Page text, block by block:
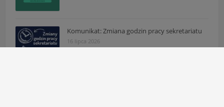
Komunikat: Zmiana godzin pracy sekretariatu
16 lipca 2026